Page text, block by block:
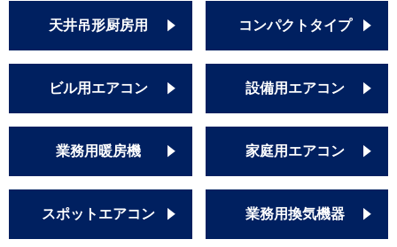
天井吊形厨房用 コンパクトタイプ
ビル用エアコン 設備用エアコン
業務用暖房機 家庭用エアコン
スポットエアコン 業務用換気機器